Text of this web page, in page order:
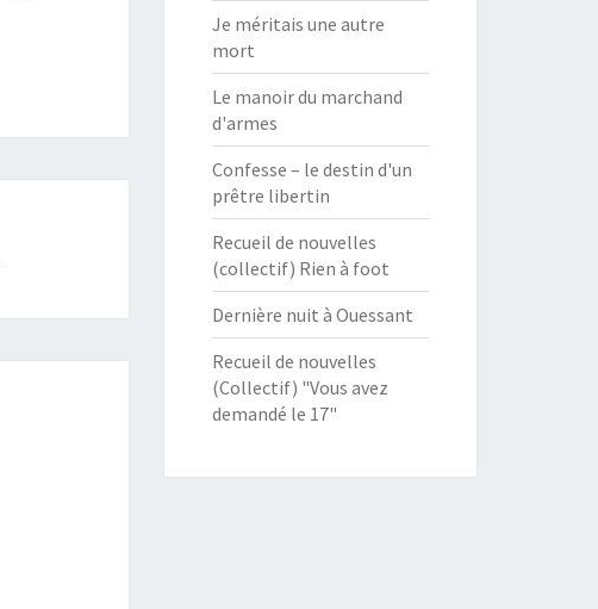
Je méritais une autre
mort
Le manoir du marchand
d'armes
Confesse – le destin d'un
prêtre libertin
Recueil de nouvelles
(collectif) Rien à foot
Dernière nuit à Ouessant
Recueil de nouvelles
(Collectif) "Vous avez
demandé le 17"